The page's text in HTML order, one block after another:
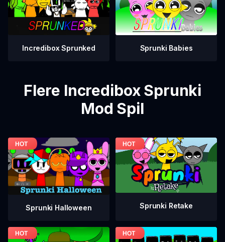
Incredibox Sprunked Sprunki Babies
Flere Incredibox Sprunki
Mod Spil
Sprunki Halloween Sprunki Retake